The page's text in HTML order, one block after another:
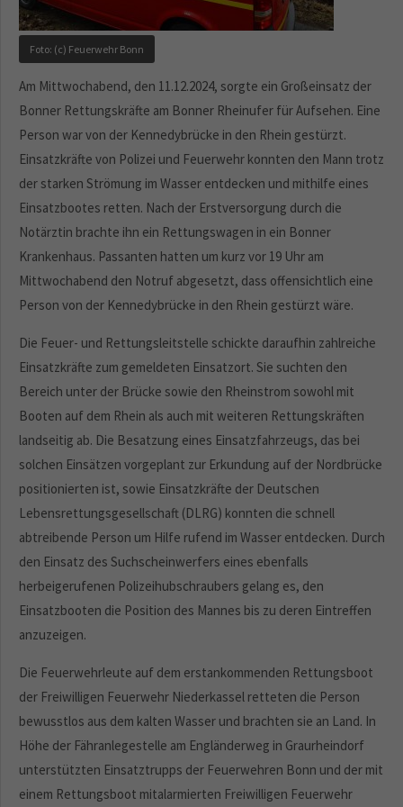
Foto: (c) Feuerwehr Bonn
Am Mittwochabend, den 11.12.2024, sorgte ein Großeinsatz der
Bonner Rettungskräfte am Bonner Rheinufer für Aufsehen. Eine
Person war von der Kennedybrücke in den Rhein gestürzt.
Einsatzkräfte von Polizei und Feuerwehr konnten den Mann trotz
der starken Strömung im Wasser entdecken und mithilfe eines
Einsatzbootes retten. Nach der Erstversorgung durch die
Notärztin brachte ihn ein Rettungswagen in ein Bonner
Krankenhaus. Passanten hatten um kurz vor 19 Uhr am
Mittwochabend den Notruf abgesetzt, dass offensichtlich eine
Person von der Kennedybrücke in den Rhein gestürzt wäre.
Die Feuer- und Rettungsleitstelle schickte daraufhin zahlreiche
Einsatzkräfte zum gemeldeten Einsatzort. Sie suchten den
Bereich unter der Brücke sowie den Rheinstrom sowohl mit
Booten auf dem Rhein als auch mit weiteren Rettungskräften
landseitig ab. Die Besatzung eines Einsatzfahrzeugs, das bei
solchen Einsätzen vorgeplant zur Erkundung auf der Nordbrücke
positionierten ist, sowie Einsatzkräfte der Deutschen
Lebensrettungsgesellschaft (DLRG) konnten die schnell
abtreibende Person um Hilfe rufend im Wasser entdecken. Durch
den Einsatz des Suchscheinwerfers eines ebenfalls
herbeigerufenen Polizeihubschraubers gelang es, den
Einsatzbooten die Position des Mannes bis zu deren Eintreffen
anzuzeigen.
Die Feuerwehrleute auf dem erstankommenden Rettungsboot
der Freiwilligen Feuerwehr Niederkassel retteten die Person
bewusstlos aus dem kalten Wasser und brachten sie an Land. In
Höhe der Fähranlegestelle am Engländerweg in Graurheindorf
unterstützten Einsatztrupps der Feuerwehren Bonn und der mit
einem Rettungsboot mitalarmierten Freiwilligen Feuerwehr